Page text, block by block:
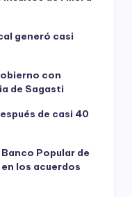
generó casi
con
de Sagasti
de casi 40
Popular de
los acuerdos